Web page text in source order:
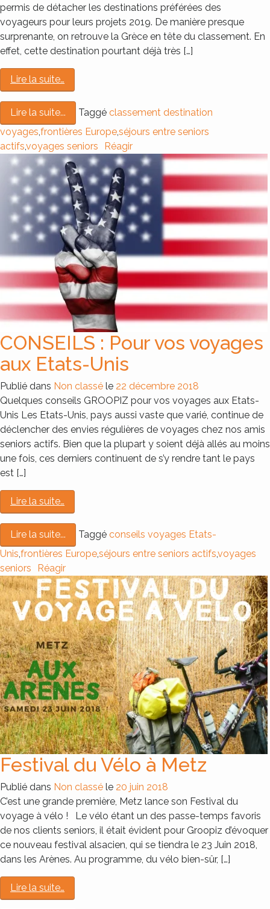
permis de détacher les destinations préférées des
voyageurs pour leurs projets 2019. De manière presque
surprenante, on retrouve la Grèce en tête du classement. En
effet, cette destination pourtant déjà très […]
Lire la suite…
Lire la suite... Taggé classement destination
voyages,frontières Europe,séjours entre seniors
actifs,voyages seniors Réagir
CONSEILS : Pour vos voyages
aux Etats-Unis
Publié dans Non classé le 22 décembre 2018
Quelques conseils GROOPIZ pour vos voyages aux Etats-
Unis Les Etats-Unis, pays aussi vaste que varié, continue de
déclencher des envies régulières de voyages chez nos amis
seniors actifs. Bien que la plupart y soient déjà allés au moins
une fois, ces derniers continuent de s’y rendre tant le pays
est […]
Lire la suite…
Lire la suite... Taggé conseils voyages Etats-
Unis,frontières Europe,séjours entre seniors actifs,voyages
seniors
Réagir
Festival du Vélo à Metz
Publié dans Non classé le 20 juin 2018
C’est une grande première, Metz lance son Festival du
voyage à vélo ! Le vélo étant un des passe-temps favoris
de nos clients seniors, il était évident pour Groopiz d’évoquer
ce nouveau festival alsacien, qui se tiendra le 23 Juin 2018,
dans les Arènes. Au programme, du vélo bien-sûr, […]
Lire la suite…